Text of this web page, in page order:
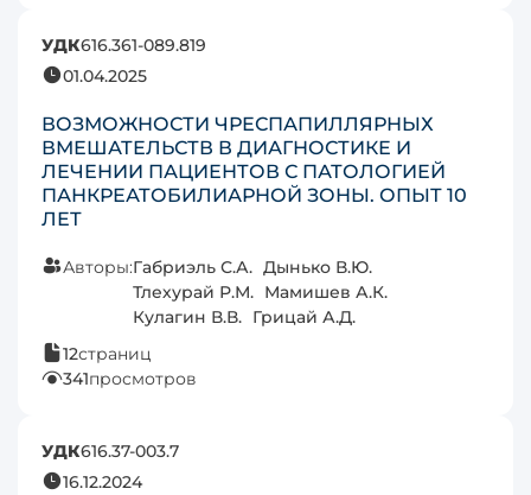
УДК616.361-089.819
01.04.2025
ВОЗМОЖНОСТИ ЧРЕСПАПИЛЛЯРНЫХ
ВМЕШАТЕЛЬСТВ В ДИАГНОСТИКЕ И
ЛЕЧЕНИИ ПАЦИЕНТОВ С ПАТОЛОГИЕЙ
ПАНКРЕАТОБИЛИАРНОЙ ЗОНЫ. ОПЫТ 10
ЛЕТ
Авторы:Габриэль С.А. Дынько В.Ю.
Тлехурай Р.М. Мамишев А.К.
Кулагин В.В. Грицай А.Д.
12страниц
341просмотров
УДК616.37-003.7
16.12.2024